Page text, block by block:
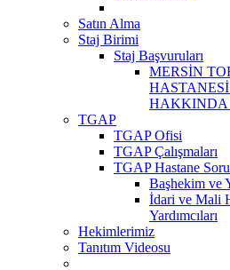
Satın Alma
Staj Birimi
Staj Başvuruları
MERSİN
HAKKINDA
TGAP
TGAP Ofisi
TGAP Çalışmaları
TGAP Hastane
Başhekim ve
İdari ve Mali
Yardımcıları
Hekimlerimiz
Tanıtım Videosu